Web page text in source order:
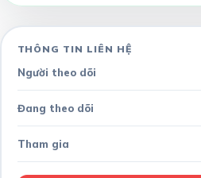
THÔNG TIN LIÊN HỆ
Người theo dõi
Đang theo dõi
Tham gia